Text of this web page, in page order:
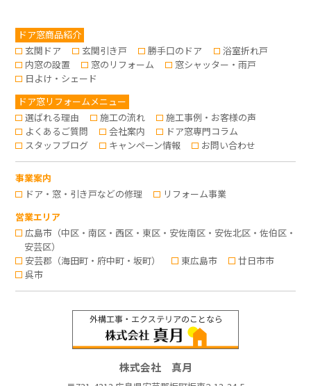
ドア窓商品紹介
玄関ドア
玄関引き戸 勝手口のドア
浴室折れ戸
内窓の設置
窓のリフォーム
窓シャッター・雨戸
日よけ・シェード
ドア窓リフォームメニュー
選ばれる理由
施工の流れ
施工事例・お客様の声
よくあるご質問
会社案内
ドア窓専門コラム
スタッフブログ
キャンペーン情報 お問い合わせ
事業案内
ドア・窓・引き戸などの修理
リフォーム事業
営業エリア
広島市（中区・南区・西区・東区・安佐南区・安佐北区・佐伯区・
安芸区）
安芸郡（海田町・府中町・坂町）
東広島市
廿日市市
呉市
株式会社 真月